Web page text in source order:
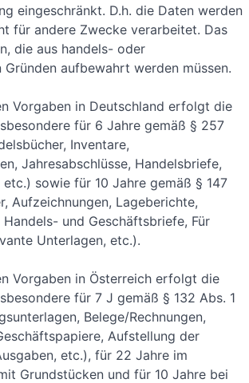
eingeschränkt. D.h. die Daten werden
für andere Zwecke verarbeitet. Das
die aus handels- oder
Gründen aufbewahrt werden müssen.
Vorgaben in Deutschland erfolgt die
für 6 Jahre gemäß § 257
Inventare,
Jahresabschlüsse, Handelsbriefe,
etc.) sowie für 10 Jahre gemäß § 147
Aufzeichnungen, Lageberichte,
Handels- und Geschäftsbriefe, Für
Unterlagen, etc.).
Vorgaben in Österreich erfolgt die
für 7 J gemäß § 132 Abs. 1
Belege/Rechnungen,
Aufstellung der
etc.), für 22 Jahre im
Grundstücken und für 10 Jahre bei